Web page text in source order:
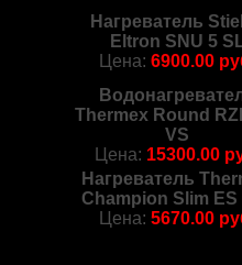
Нагреватель
Eltron SNU 5
Цена:6900.00
Thermex Round
VS
Цена: 15300.00
Нагреватель
Champion Slim ES
Цена:5670.00